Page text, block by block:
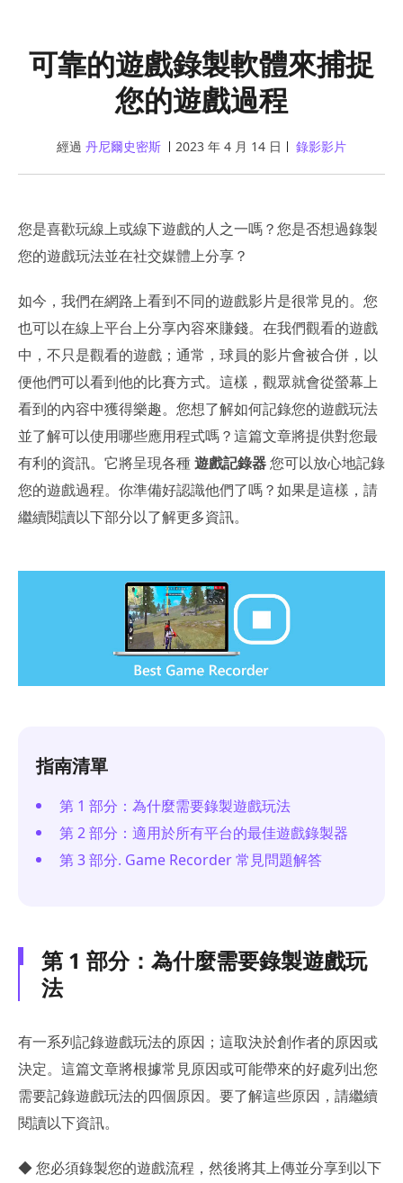
可靠的遊戲錄製軟體來捕捉
您的遊戲過程
經過 丹尼爾史密斯 2023 年 4 月 14 日 錄影影片
您是喜歡玩線上或線下遊戲的人之一嗎？您是否想過錄製
您的遊戲玩法並在社交媒體上分享？
如今，我們在網路上看到不同的遊戲影片是很常見的。您
也可以在線上平台上分享內容來賺錢。在我們觀看的遊戲
中，不只是觀看的遊戲；通常，球員的影片會被合併，以
便他們可以看到他的比賽方式。這樣，觀眾就會從螢幕上
看到的內容中獲得樂趣。您想了解如何記錄您的遊戲玩法
並了解可以使用哪些應用程式嗎？這篇文章將提供對您最
有利的資訊。它將呈現各種遊戲記錄器您可以放心地記錄
您的遊戲過程。你準備好認識他們了嗎？如果是這樣，請
繼續閱讀以下部分以了解更多資訊。
指南清單
第 1 部分：為什麼需要錄製遊戲玩法
第 2 部分：適用於所有平台的最佳遊戲錄製器
第 3 部分. Game Recorder 常見問題解答
第 1 部分：為什麼需要錄製遊戲玩
法
有一系列記錄遊戲玩法的原因；這取決於創作者的原因或
決定。這篇文章將根據常見原因或可能帶來的好處列出您
需要記錄遊戲玩法的四個原因。要了解這些原因，請繼續
閱讀以下資訊。
◆ 您必須錄製您的遊戲流程，然後將其上傳並分享到以下